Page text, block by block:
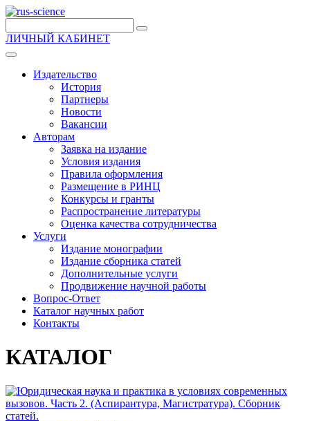
ЛИЧНЫЙ КАБИНЕТ
Издательство
История
Партнеры
Новости
Вакансии
Авторам
Заявка на издание
Условия издания
Правила оформления
Размещение в РИНЦ
Конкурсы и гранты
Распространение литературы
Оценка качества сотрудничества
Услуги
Издание монографии
Издание сборника статей
Дополнительные услуги
Продвижение научной работы
Вопрос-Ответ
Каталог научных работ
Контакты
КАТАЛОГ